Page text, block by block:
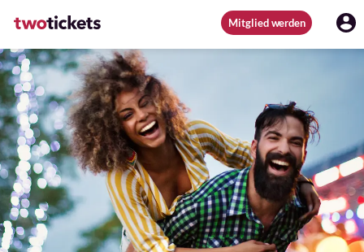
Mitglied werden